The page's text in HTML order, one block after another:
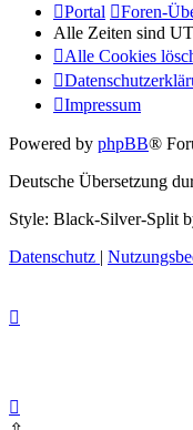
Portal
Foren-
Alle Zeiten sind
Alle Cookies
Impressum
Powered by phpBB®
Deutsche Übersetzung
Style: Black-Silver-Split
Datenschutz |